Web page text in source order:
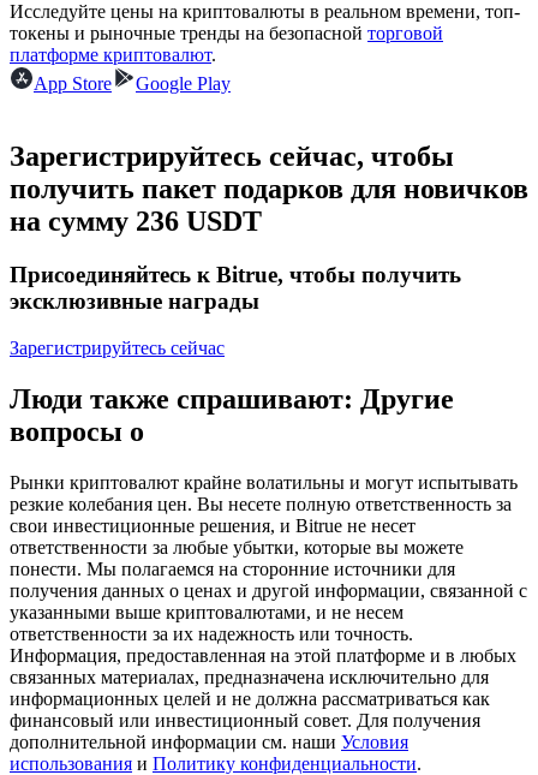
USDC фьючерсы
Фьючерсы с использованием USDC в качестве
Копирование торговли
Присоединяйтесь к лучшим трейдерам
Станьте копи-трейдером
Наслаждайтесь распределением прибыли и комиссиями
за копи-трейдинг
Исследуйте цены на криптовалюты в реальном времени, топ-
токены и рыночные тренды на безопасной торговой
платформе криптовалют.
App Store
Google Play
Зарегистрируйтесь сейчас, чтобы
получить пакет подарков для новичков
на сумму 236 USDT
Присоединяйтесь к Bitrue, чтобы получить
эксклюзивные награды
Зарегистрируйтесь сейчас
Люди также спрашивают: Другие
вопросы о
Рынки криптовалют крайне волатильны и могут испытывать
резкие колебания цен. Вы несете полную ответственность за
свои инвестиционные решения, и Bitrue не несет
ответственности за любые убытки, которые вы можете
понести. Мы полагаемся на сторонние источники для
получения данных о ценах и другой информации, связанной с
указанными выше криптовалютами, и не несем
ответственности за их надежность или точность.
Информация, предоставленная на этой платформе и в любых
связанных материалах, предназначена исключительно для
информационных целей и не должна рассматриваться как
финансовый или инвестиционный совет. Для получения
дополнительной информации см. наши Условия
использования и Политику конфиденциальности.